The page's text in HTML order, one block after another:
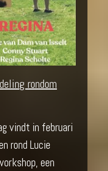
rondom
vindt in februari
rond Lucie
een